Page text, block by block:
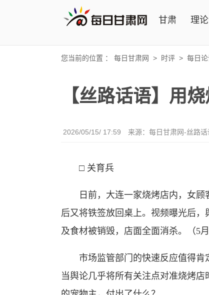
甘肃 理论
您当前的位置 ： 每日甘肃网 > 时评 > 每日论
【丝路话语】用
2026/05/15/ 17:59 来源： 每日甘肃网-丝路话
□ 关育兵
日前，大连一家烧烤店内，女顾
后又将铁签放回桌上。视频曝光后
及食材被销毁，店面全面消杀。（5月
市场监管部门的快速反应值得肯
当舆论几乎将所有关注点对准烧烤